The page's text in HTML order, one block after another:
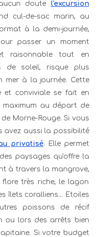
doute l'excursion
cul-de-sac marin, au
à la demi-journée,
passer un moment
raisonnable tout en
de soleil, risque plus
mer à la journée. Cette
conviviale se fait en
maximum au départ de
Morne-Rouge. Si vous
avez aussi la possibilité
privatisé. Elle permet
paysages qu'offre la
à travers la mangrove,
très riche, le lagon
îlets coralliens... Etoiles
poissons de récif
ou lors des arrêts bien
Si votre budget